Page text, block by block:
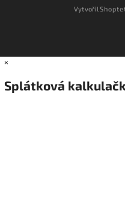
Vytvořil
×
Splátková